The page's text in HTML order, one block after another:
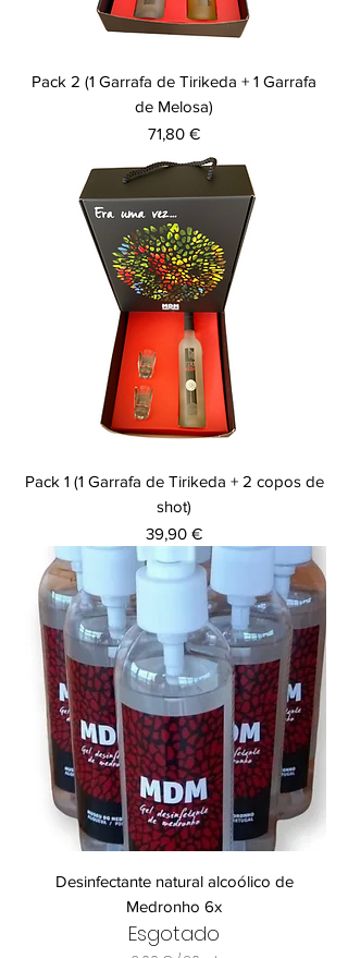
Pack 2 (1 Garrafa de Tirikeda + 1 Garrafa
de Melosa)
Preço
71,80 €
Pack 1 (1 Garrafa de Tirikeda + 2 copos de
shot)
Preço
39,90 €
Desinfectante natural alcoólico de
Medronho 6x
Esgotado